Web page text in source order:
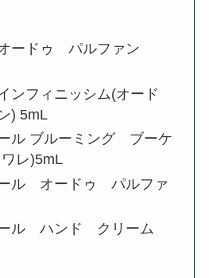
ードゥ パルファン
ンフィニッシム(オード
) 5mL
ル ブルーミング ブーケ
レ)5mL
ル オードゥ パルファ
ル ハンド クリーム